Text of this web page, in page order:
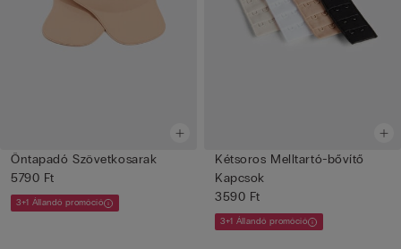
Öntapadó Szövetkosarak
5790 Ft
3+1 Állandó promóció
Kétsoros Melltartó-bővítő
Kapcsok
3590 Ft
3+1 Állandó promóció